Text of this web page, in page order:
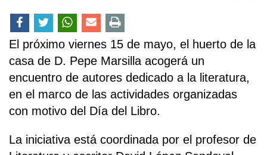
El próximo viernes 15 de mayo, el huerto de la
casa de D. Pepe Marsilla acogerá un
encuentro de autores dedicado a la literatura,
en el marco de las actividades organizadas
con motivo del Día del Libro.
La iniciativa está coordinada por el profesor de